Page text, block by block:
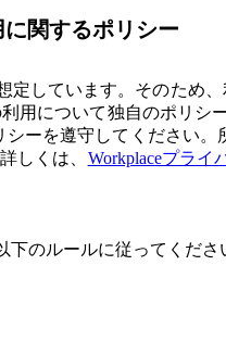
関するポリシー
定しています。そのため
について独自のポリシ
ーを遵守してください
しくは、 Workplaceプライ
のルールに従ってくださ